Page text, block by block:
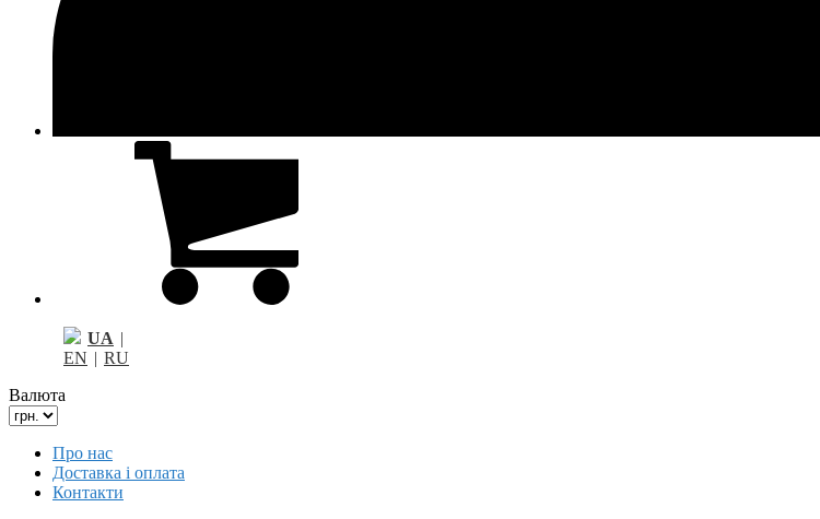
UA |
EN | RU
Валюта
Про нас
Доставка і оплата
Контакти